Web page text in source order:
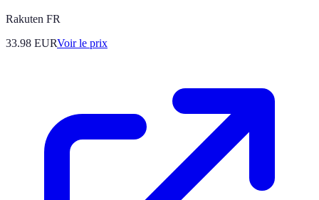
Rakuten FR
33.98 EURVoir le prix